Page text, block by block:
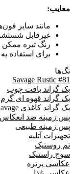
معایب:
مانند سایر
غیرقابل
رنگ تیره ممکن
برای استفاده
تگ‌ها
Savage Rustic #81
بک گراند بافت چوب
بک گراند قهوه ای گرم
بک گراند کاغذی Savage
پس زمینه ضد انعکاس
پس زمینه طبیعی
تجهیزات آتلیه
تم روستیک
سوج راستیک
عکاسی پرتره